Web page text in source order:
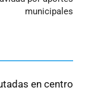
municipales
en centro